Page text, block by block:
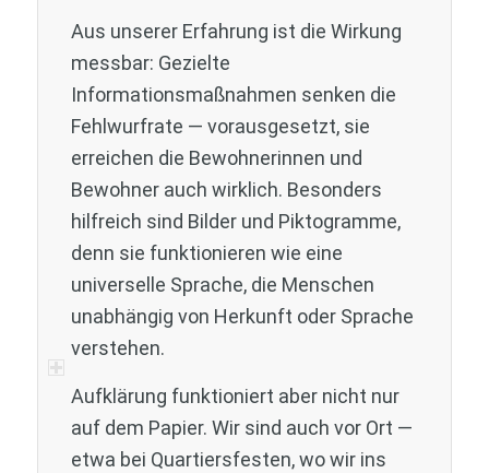
Aus unserer Erfahrung ist die Wirkung
messbar: Gezielte
Informationsmaßnahmen senken die
Fehlwurfrate — vorausgesetzt, sie
erreichen die Bewohnerinnen und
Bewohner auch wirklich. Besonders
hilfreich sind Bilder und Piktogramme,
denn sie funktionieren wie eine
universelle Sprache, die Menschen
unabhängig von Herkunft oder Sprache
verstehen.
Aufklärung funktioniert aber nicht nur
auf dem Papier. Wir sind auch vor Ort —
etwa bei Quartiersfesten, wo wir ins